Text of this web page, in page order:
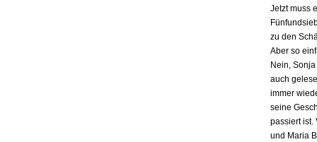
Jetzt muss
zu den
Aber so
Nein,
auch
immer
seine
passiert ist.
und Maria